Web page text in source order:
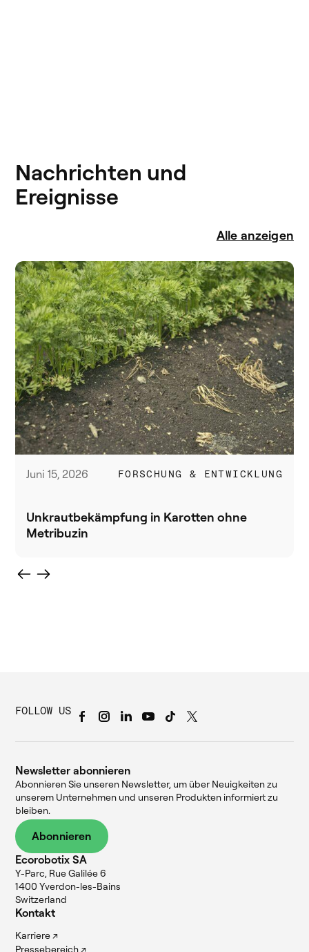
Nachrichten und
Ereignisse
Alle anzeigen
Juni 15, 2026 FORSCHUNG & ENTWICKLUNG
Unkrautbekämpfung in Karotten ohne
Metribuzin
FOLLOW US
Ecorobotix SA
Y-Parc, Rue Galilée 6
1400 Yverdon-les-Bains
Switzerland
Kontakt
Karriere ↗
Pressebereich ↗
Newsletter abonnieren
Abonnieren Sie unseren Newsletter, um über Neuigkeiten zu
unserem Unternehmen und unseren Produkten informiert zu
bleiben.
Abonnieren